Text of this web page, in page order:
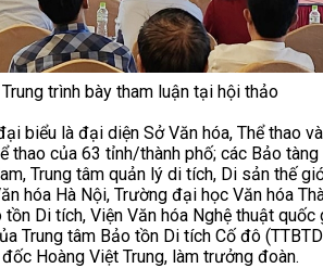
trình bày tham luận tại hội thảo
biểu là đại diện Sở Văn hóa, Thể thao
thao của 63 tỉnh/thành phố; các Bảo tàng
Trung tâm quản lý di tích, Di sản thế
hóa Hà Nội, Trường đại học Văn hóa
tồn Di tích, Viện Văn hóa Nghệ thuật quốc
Trung tâm Bảo tồn Di tích Cố đô
Hoàng Việt Trung, làm trưởng đoàn.